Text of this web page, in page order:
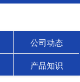
公司动态
产品知识